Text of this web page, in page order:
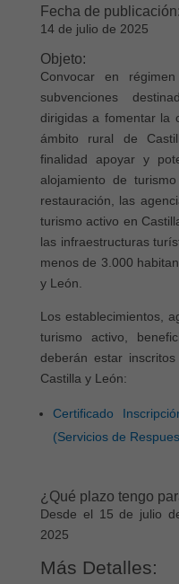
Fecha de publicación:
14 de julio de 2025
Objeto:
Convocar en
subvenciones
dirigidas a fomentar la
ámbito rural de
finalidad apoyar y
alojamiento de
restauración, las
turismo activo en
las infraestructuras
menos de 3.000
y León.
Los establecimientos,
turismo activo,
deberán estar
Castilla y León:
Certificado
(Servicios de
¿Qué plazo tengo
Desde el 15 de julio
2025
Más Detalles: